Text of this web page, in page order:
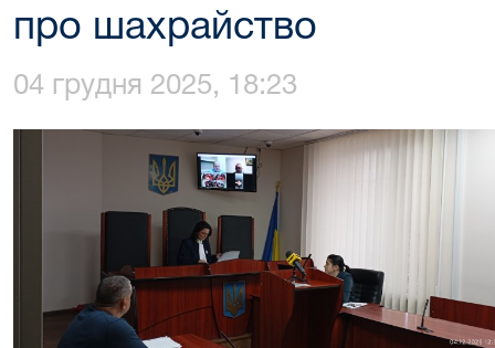
про шахрайство
04 грудня 2025, 18:23